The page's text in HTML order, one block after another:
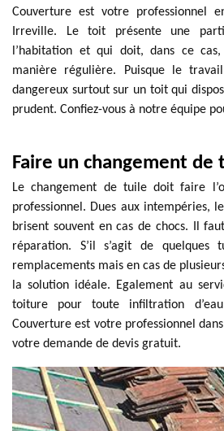
Couverture est votre professionnel
Irreville. Le toit présente une
l’habitation et qui doit, dans ce
manière régulière. Puisque le
dangereux surtout sur un toit qui
prudent. Confiez-vous à notre équipe
Faire un changement
Le changement de tuile doit faire
professionnel. Dues aux intempéries,
brisent souvent en cas de chocs. Il
réparation. S’il s’agit de
remplacements mais en cas de
la solution idéale. Egalement au
toiture pour toute infiltration
Couverture est votre professionnel
votre demande de devis gratuit.